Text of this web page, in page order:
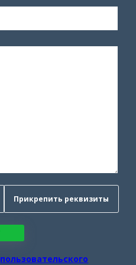
Прикрепить реквизиты
пользовательского